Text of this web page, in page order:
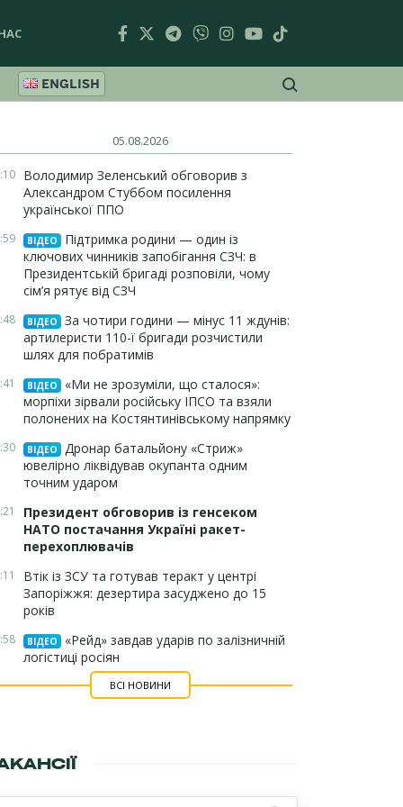
ENGLISH
05.08.2026
Володимир Зеленський обговорив з
Александром Стуббом посилення
української ППО
ВІДЕО
Підтримка родини — один із
ключових чинників запобігання СЗЧ: в
Президентській бригаді розповіли, чому
сім’я рятує від СЗЧ
ВІДЕО
За чотири години — мінус 11 ждунів:
артилеристи 110-ї бригади розчистили
шлях для побратимів
ВІДЕО
«Ми не зрозуміли, що сталося»:
морпіхи зірвали російську ІПСО та взяли
полонених на Костянтинівському напрямку
ВІДЕО
Дронар батальйону «Стриж»
ювелірно ліквідував окупанта одним
точним ударом
Президент обговорив із генсеком
НАТО постачання Україні ракет-
перехоплювачів
Втік із ЗСУ та готував теракт у центрі
Запоріжжя: дезертира засуджено до 15
років
ВІДЕО
«Рейд» завдав ударів по залізничній
логістиці росіян
ВСІ НОВИНИ